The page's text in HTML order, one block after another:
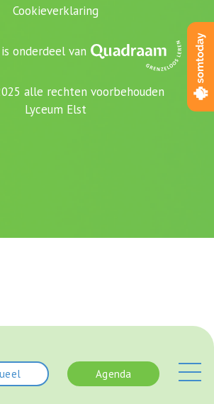
Agenda
Cookieverklaring
onderdeel van
alle rechten voorbehouden
Lyceum Elst